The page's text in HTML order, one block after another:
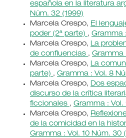
española en la literatura
Núm. 32 (1999)
Marcela Crespo, El
poder (2ª parte) , Gramma
Marcela Crespo, La
de confluencias , Gramma
Marcela Crespo, La
parte) , Gramma : Vol. 8
Marcela Crespo, Dos
discurso de la crítica
ficcionales , Gramma : Vol.
Marcela Crespo,
de la comicidad en la
Gramma : Vol. 10 Núm. 30